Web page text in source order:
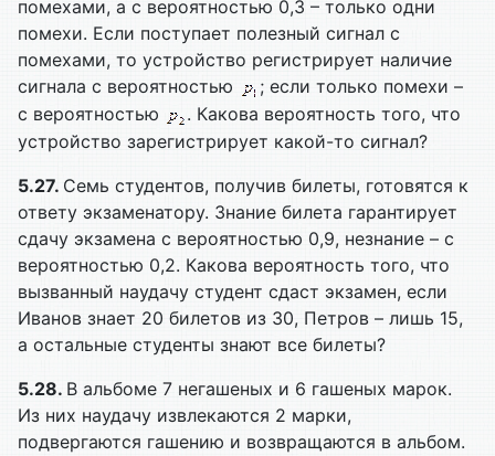
помехами, а с вероятностью 0,3 – только одни
помехи. Если поступает полезный сигнал с
помехами, то устройство регистрирует наличие
сигнала с вероятностью
; если только помехи –
с вероятностью
. Какова вероятность того, что
устройство зарегистрирует какой-то сигнал?
5.27. Семь студентов, получив билеты, готовятся к
ответу экзаменатору. Знание билета гарантирует
сдачу экзамена с вероятностью 0,9, незнание – с
вероятностью 0,2. Какова вероятность того, что
вызванный наудачу студент сдаст экзамен, если
Иванов знает 20 билетов из 30, Петров – лишь 15,
а остальные студенты знают все билеты?
5.28. В альбоме 7 негашеных и 6 гашеных марок.
Из них наудачу извлекаются 2 марки,
подвергаются гашению и возвращаются в альбом.